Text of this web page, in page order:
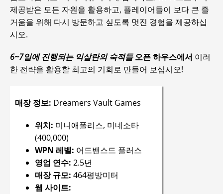
제공받은 모든 자원을 활용하고, 플레이어들이 보다 큰 즐
거움을 위해 다시 방문하고 싶도록 멋진 경험을 제공하십
시오.
6~7일에 진행되는 익살란의 숙적들오픈 하우스에서 이러
한 전략을 활용할 최고의 기회로 만들어 보십시오!
매장 정보: Dreamers Vault Games
위치: 미니애폴리스, 미네소타
(400,000)
WPN 레벨: 어드밴스드 플러스
영업 연수: 2.5년
매장 규모: 464평방미터
웹 사이트: